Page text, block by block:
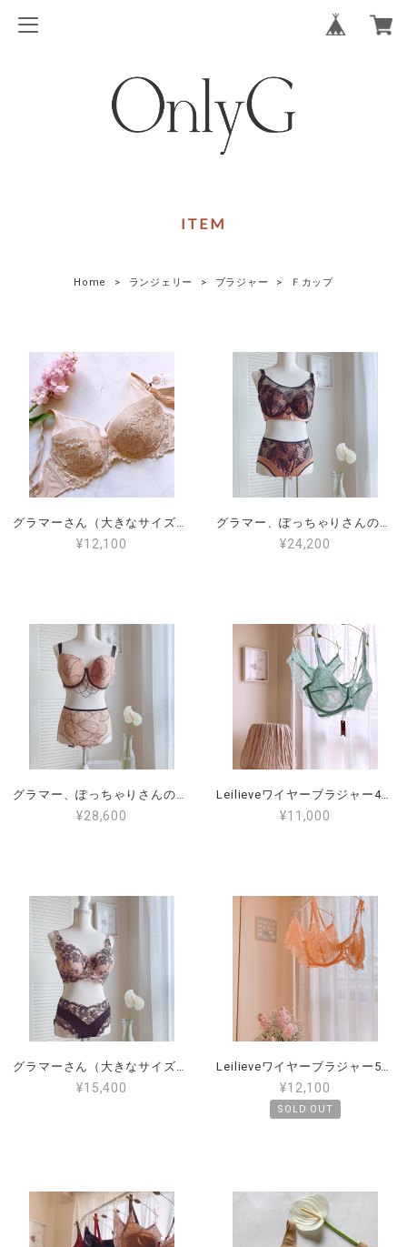
ITEM
Home ランジェリー ブラジャー Ｆカップ
グラマーさん（大きなサイズ）PROMISEパテッドブラ85F.90F（日本サイズG70.G75）PM-L6401
¥12,100
グラマー、ぽっちゃりさんのインポートパテッドブラジャー 80F（ 日本サイズ G80 ）GRACIJA-RIM （Art:40033-004209）
¥24,200
グラマー、ぽっちゃりさんのインポートパテッドブラジャー 80F（ 日本サイズ G80 ）GRACIJA-RIM （Art:10763-004147）
¥28,600
Leilieveワイヤーブラジャー4E（日本サイズF80～85）ぽっちゃりさんにおすすめのブラ（LE-CAP8704）
¥11,000
グラマーさん（大きなサイズ）PROMISEパテッドブラ95F（日本サイズG80）ART:L6211
¥15,400
Leilieveワイヤーブラジャー5E（日本サイズF85～90）ぽっちゃりさんにおすすめのブラ（LE-HAP8702-5E）
¥12,100
SOLD OUT